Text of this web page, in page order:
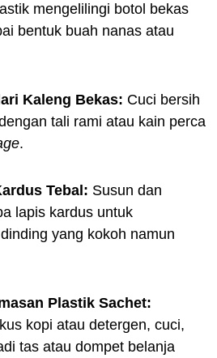
mengelilingi botol bekas
bentuk buah nanas atau
Kaleng Bekas: Cuci bersih
tali rami atau kain perca
.
Tebal: Susun dan
lapis kardus untuk
yang kokoh namun
Plastik Sachet:
kopi atau detergen, cuci,
tas atau dompet belanja